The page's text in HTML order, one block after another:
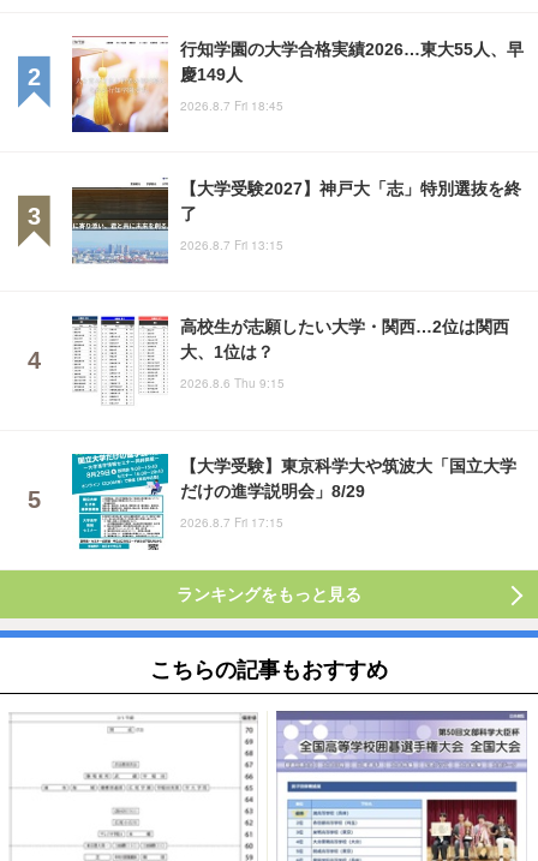
行知学園の大学合格実績2026…東大55人、早
慶149人
2026.8.7 Fri 18:45
【大学受験2027】神戸大「志」特別選抜を終
了
2026.8.7 Fri 13:15
高校生が志願したい大学・関西…2位は関西
大、1位は？
2026.8.6 Thu 9:15
【大学受験】東京科学大や筑波大「国立大学
だけの進学説明会」8/29
2026.8.7 Fri 17:15
ランキングをもっと見る
こちらの記事もおすすめ